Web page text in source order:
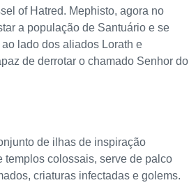
of Hatred. Mephisto, agora no
a população de Santuário e se
lado dos aliados Lorath e
de derrotar o chamado Senhor do
de ilhas de inspiração
templos colossais, serve de palco
criaturas infectadas e golems.